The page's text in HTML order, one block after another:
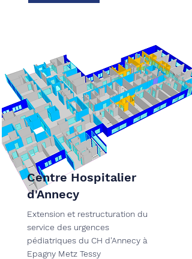
Centre Hospitalier
d'Annecy
Extension et restructuration du
service des urgences
pédiatriques du CH d'Annecy à
Epagny Metz Tessy